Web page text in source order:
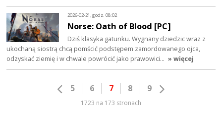
2026-02-21, godz. 08:02
Norse: Oath of Blood [PC]
Dziś klasyka gatunku. Wygnany dziedzic wraz z
ukochaną siostrą chcą pomścić podstępem zamordowanego ojca,
odzyskać ziemię i w chwale powrócić jako prawowici… » więcej
5 6 7 8 9
1723 na 173 stronach